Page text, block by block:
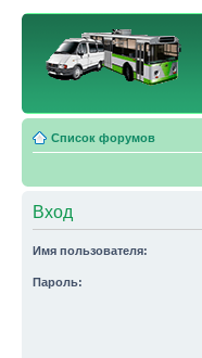
Список форумов
Вход
Имя пользователя:
Пароль: